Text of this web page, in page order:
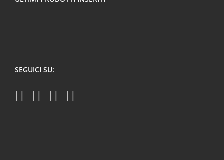
SEGUICI SU: